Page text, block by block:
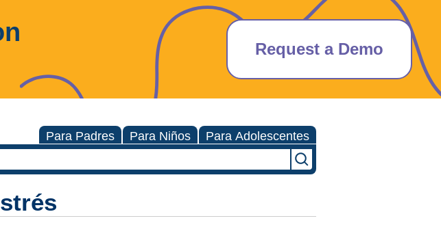
Request a Demo
Para Padres Para Niños Para Adolescentes